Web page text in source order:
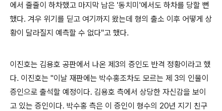
에서 줄줄이 하차했고 마지막 남은 '동치미'에서도 하차를 당할 뻔
했다. 겨우 위기를 딛고 여기까지 왔는데 형의 출소 이후 어떻게 상
황이 달라질지 예측할 수 없다"고 했다.
이진호는 김용호 공판에서 나온 제3의 증인도 반격 정황이라고 했
다. 이진호는 "이날 재판에는 박수홍조차도 모르는 제 3의 인물이
증인으로 출석할 예정이다. 김용호 측에서 상당한 자신감을 보이
고 있는 증인이다. 박수홍 측은 이 증인이 형수의 20년 지기 친구